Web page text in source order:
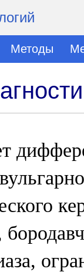
Методы